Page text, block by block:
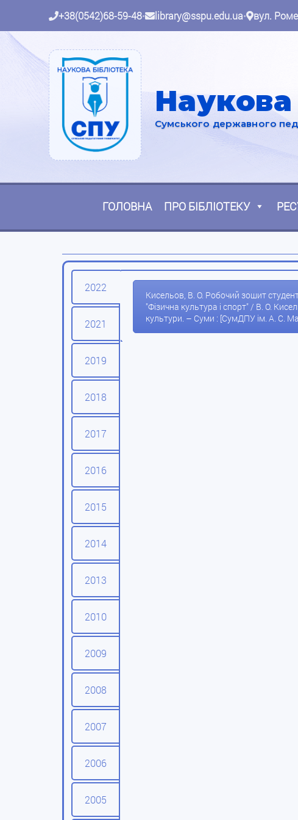
+38(0542)68-59-48• library@sspu.edu.ua• вул.
Наукова
Сумського державного
ГОЛОВНА ПРО БІБЛІОТЕКУ
2022
2021
2019
2018
2017
2016
2015
2014
2013
2010
2009
2008
2007
2006
2005
Кисельов, В. О. Робочий зошит студента-практиканта з виробничої практики (тренерської) [Текст] : методичні рекомендації для студ. спец. 017
"Фізична культура і спорт" / В. О.